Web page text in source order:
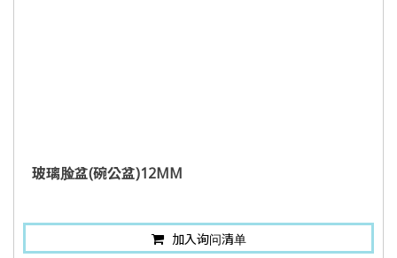
玻璃脸盆(碗公盆)12MM
加入询问清单